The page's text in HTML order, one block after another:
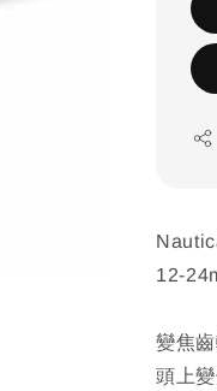
12-
變焦
頭上變